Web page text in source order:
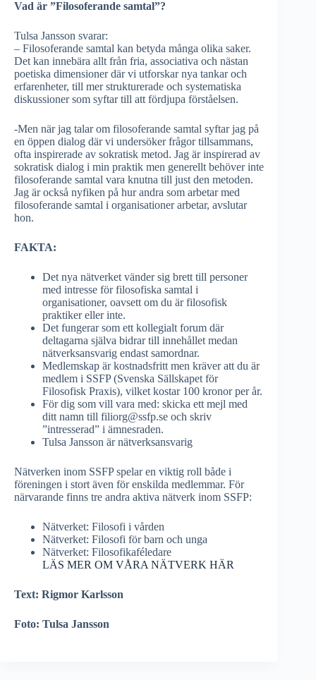
Vad är ”Filosoferande samtal”?
Tulsa Jansson svarar:
– Filosoferande samtal kan betyda många olika saker.
Det kan innebära allt från fria, associativa och nästan
poetiska dimensioner där vi utforskar nya tankar och
erfarenheter, till mer strukturerade och systematiska
diskussioner som syftar till att fördjupa förståelsen.
-Men när jag talar om filosoferande samtal syftar jag på
en öppen dialog där vi undersöker frågor tillsammans,
ofta inspirerade av sokratisk metod. Jag är inspirerad av
sokratisk dialog i min praktik men generellt behöver inte
filosoferande samtal vara knutna till just den metoden.
Jag är också nyfiken på hur andra som arbetar med
filosoferande samtal i organisationer arbetar, avslutar
hon.
FAKTA:
Det nya nätverket vänder sig brett till personer
med intresse för filosofiska samtal i
organisationer, oavsett om du är filosofisk
praktiker eller inte.
Det fungerar som ett kollegialt forum där
deltagarna själva bidrar till innehållet medan
nätverksansvarig endast samordnar.
Medlemskap är kostnadsfritt men kräver att du är
medlem i SSFP (Svenska Sällskapet för
Filosofisk Praxis), vilket kostar 100 kronor per år.
För dig som vill vara med: skicka ett mejl med
ditt namn till filiorg@ssfp.se och skriv
”intresserad” i ämnesraden.
Tulsa Jansson är nätverksansvarig
Nätverken inom SSFP spelar en viktig roll både i
föreningen i stort även för enskilda medlemmar. För
närvarande finns tre andra aktiva nätverk inom SSFP:
Nätverket: Filosofi i vården
Nätverket: Filosofi för barn och unga
Nätverket: Filosofikaféledare
LÄS MER OM VÅRA NÄTVERK HÄR
Text: Rigmor Karlsson
Foto: Tulsa Jansson